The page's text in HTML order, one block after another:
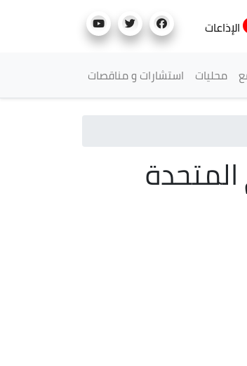
الإذاعات
محليات استشارات و مناقصات
المتحدة